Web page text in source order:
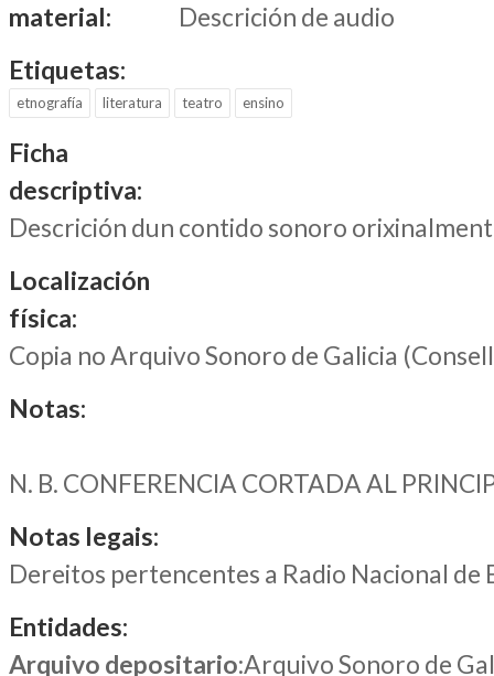
material:
Descrición de audio
Etiquetas:
etnografía literatura teatro ensino
Ficha
descriptiva:
Descrición dun contido sonoro
Localización
física:
Copia no Arquivo Sonoro de Galicia
Notas:
N. B. CONFERENCIA CORTADA AL
Notas legais:
Dereitos pertencentes a Radio Nacional de
Entidades:
Arquivo depositario:Arquivo Sonoro de